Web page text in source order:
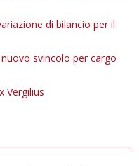
di bilancio per il
svincolo per cargo
Vergilius